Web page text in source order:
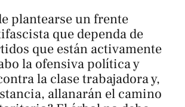
plantearse un frente
que dependa de
que están activamente
la ofensiva política y
la clase trabajadora y,
allanarán el camino